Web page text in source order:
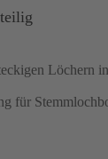
Löchern
für